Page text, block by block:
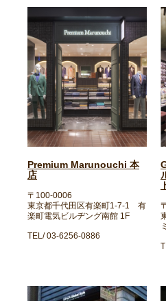
Premium Marunouchi 本
店
〒100-0006
東京都千代田区有楽町1-7-1 有
楽町電気ビルヂング南館 1F
TEL/ 03-6256-0886